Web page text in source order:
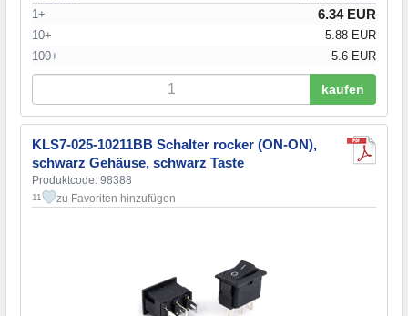
1+ 6.34 EUR
10+
5.88 EUR
100+
5.6 EUR
kaufen
KLS7-025-10211BB Schalter rocker (ON-ON),
schwarz Gehäuse, schwarz Taste
Produktcode: 98388
11 zu Favoriten hinzufügen